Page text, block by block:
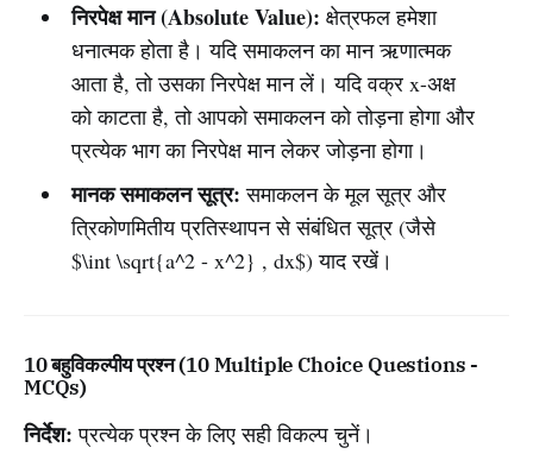
निरपेक्ष मान (Absolute Value): क्षेत्रफल हमेशा
धनात्मक होता है। यदि समाकलन का मान ऋणात्मक
आता है, तो उसका निरपेक्ष मान लें। यदि वक्र x-अक्ष
को काटता है, तो आपको समाकलन को तोड़ना होगा और
प्रत्येक भाग का निरपेक्ष मान लेकर जोड़ना होगा।
मानक समाकलन सूत्र: समाकलन के मूल सूत्र और
त्रिकोणमितीय प्रतिस्थापन से संबंधित सूत्र (जैसे
$\int \sqrt{a^2 - x^2} , dx$) याद रखें।
10 बहुविकल्पीय प्रश्न (10 Multiple Choice Questions -
MCQs)
निर्देश: प्रत्येक प्रश्न के लिए सही विकल्प चुनें।